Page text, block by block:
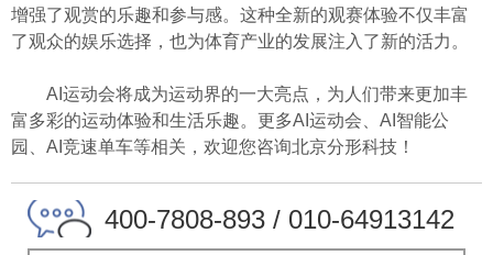
增强了观赏的乐趣和参与感。这种全新的观赛体验不仅丰富
了观众的娱乐选择，也为体育产业的发展注入了新的活力。
AI运动会将成为运动界的一大亮点，为人们带来更加丰
富多彩的运动体验和生活乐趣。更多AI运动会、AI智能公
园、AI竞速单车等相关，欢迎您咨询北京分形科技！
400-7808-893 / 010-64913142